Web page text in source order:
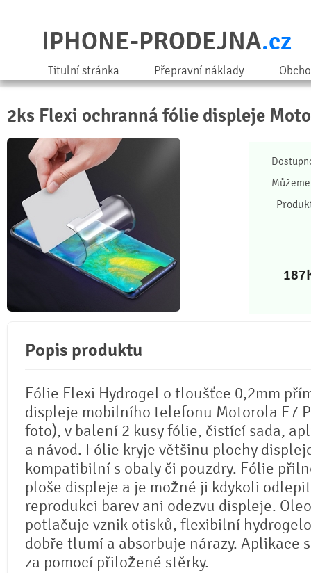
IPHONE-PRODEJNA.cz
Titulní stránka Přepravní náklady
2ks Flexi ochranná fólie displeje
187
Popis produktu
Fólie Flexi Hydrogel o tloušťce 0,2mm
displeje mobilního telefonu Motorola E7
foto), v balení 2 kusy fólie, čistící sada,
a návod. Fólie kryje většinu plochy
kompatibilní s obaly či pouzdry. Fólie
ploše displeje a je možné ji kdykoli
reprodukci barev ani odezvu displeje.
potlačuje vznik otisků, flexibilní
dobře tlumí a absorbuje nárazy. Aplikace
za pomocí přiložené stěrky.